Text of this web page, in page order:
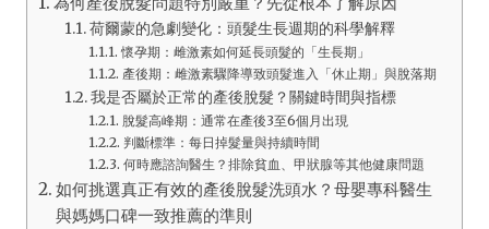
荷爾蒙的急劇變化：頭髮生長週期的科學解釋
懷孕期：雌激素如何延長頭髮的「生長期」
產後期：雌激素驟降導致頭髮進入「休止期」與脫落期
我是否屬於正常的產後脫髮？關鍵時間與指標
脫髮高峰期：通常在產後3至6個月出現
判斷標準：每日掉髮量與持續時間
何時應諮詢醫生？排除貧血、甲狀腺等其他健康問題
如何挑選真正有效的產後脫髮洗頭水？母嬰專科醫生
與媽媽口碑一致推薦的準則